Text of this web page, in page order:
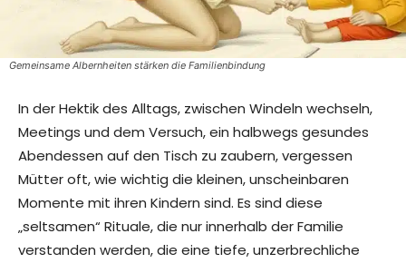
Gemeinsame Albernheiten stärken die Familienbindung
In der Hektik des Alltags, zwischen Windeln wechseln,
Meetings und dem Versuch, ein halbwegs gesundes
Abendessen auf den Tisch zu zaubern, vergessen
Mütter oft, wie wichtig die kleinen, unscheinbaren
Momente mit ihren Kindern sind. Es sind diese
„seltsamen“ Rituale, die nur innerhalb der Familie
verstanden werden, die eine tiefe, unzerbrechliche